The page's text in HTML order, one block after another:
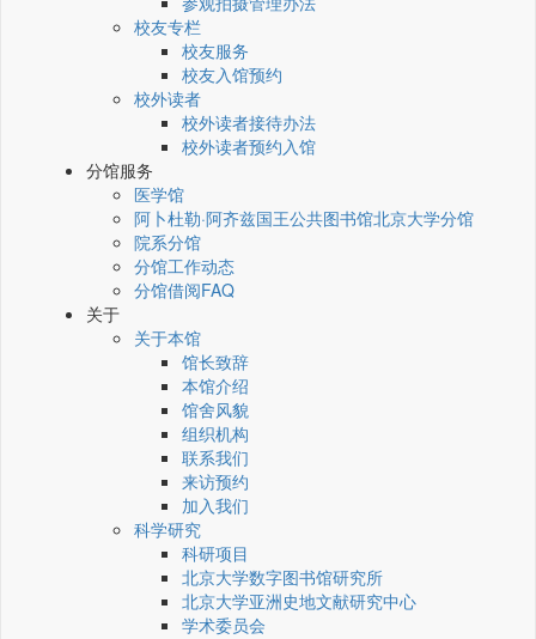
校友专栏
校友服务
校友入馆预约
校外读者
校外读者接待办法
校外读者预约入馆
分馆服务
医学馆
阿卜杜勒·阿齐兹国王公共图书馆北京大学分馆
院系分馆
分馆工作动态
分馆借阅FAQ
关于
关于本馆
馆长致辞
本馆介绍
馆舍风貌
组织机构
联系我们
来访预约
加入我们
科学研究
科研项目
北京大学数字图书馆研究所
北京大学亚洲史地文献研究中心
学术委员会